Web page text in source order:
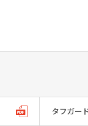
タフガー